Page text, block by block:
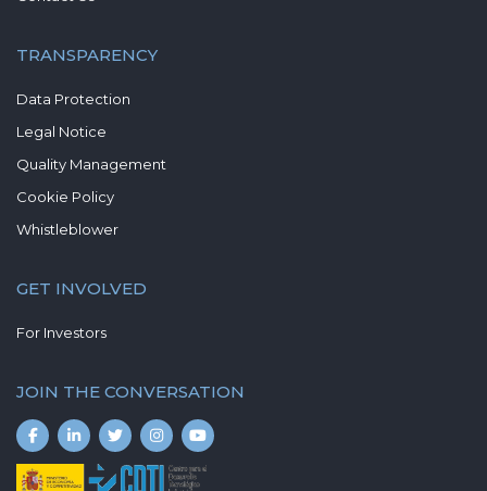
TRANSPARENCY
Data Protection
Legal Notice
Quality Management
Cookie Policy
Whistleblower
GET INVOLVED
For Investors
JOIN THE CONVERSATION